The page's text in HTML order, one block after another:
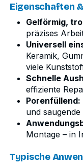
Eigenschaften
Gelförmig,
präzises
Universell
Keramik,
viele
Schnelle
effiziente
Porenfüllend:
und
Montage – in
Typische